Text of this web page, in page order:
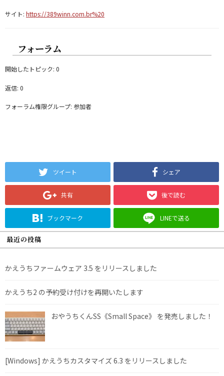
サイト: https://389winn.com.br%20
フォーラム
開始したトピック: 0
返信: 0
フォーラム権限グループ: 参加者
ツイート シェア
共有 後で読む
ブックマーク LINEで送る
最近の投稿
かえうちファームウェア 3.5 をリリースしました
かえうち2 の予約受け付けを再開いたします
おやうちくんSS《Small Space》 を発売しました！
[Windows] かえうちカスタマイズ 6.3 をリリースしました